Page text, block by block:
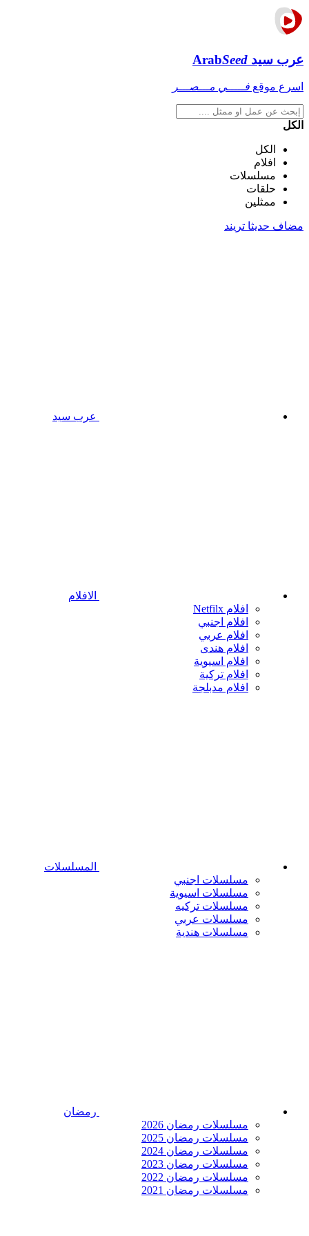
عرب سيد ArabSeed
اسرع موقع فـــــي مـــصـــر
الكل
الكل
افلام
مسلسلات
حلقات
ممثلين
مضاف حديثا تريند
عرب سيد
الافلام
افلام Netfilx
افلام اجنبي
افلام عربي
افلام هندى
افلام اسيوية
افلام تركية
افلام مدبلجة
المسلسلات
مسلسلات اجنبي
مسلسلات اسيوية
مسلسلات تركيه
مسلسلات عربي
مسلسلات هندية
رمضان
مسلسلات رمضان 2026
مسلسلات رمضان 2025
مسلسلات رمضان 2024
مسلسلات رمضان 2023
مسلسلات رمضان 2022
مسلسلات رمضان 2021